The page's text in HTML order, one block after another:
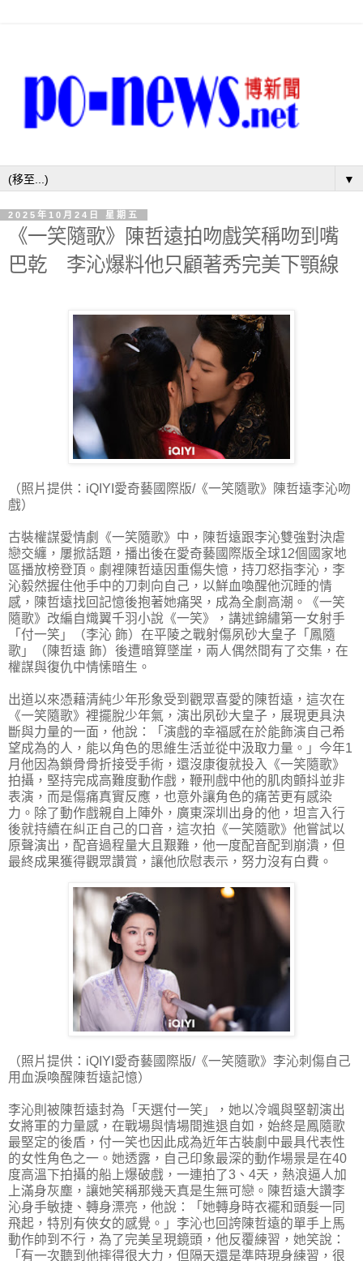
▼
2025年10月24日 星期五
《一笑隨歌》陳哲遠拍吻戲笑稱吻到嘴
巴乾 李沁爆料他只顧著秀完美下顎線
（照片提供：iQIYI愛奇藝國際版/《一笑隨歌》陳哲遠李沁吻
戲）
古裝權謀愛情劇《一笑隨歌》中，陳哲遠跟李沁雙強對決虐
戀交纏，屢掀話題，播出後在愛奇藝國際版全球12個國家地
區播放榜登頂。劇裡陳哲遠因重傷失憶，持刀怒指李沁，李
沁毅然握住他手中的刀刺向自己，以鮮血喚醒他沉睡的情
感，陳哲遠找回記憶後抱著她痛哭，成為全劇高潮。《一笑
隨歌》改編自熾翼千羽小說《一笑》，講述錦繡第一女射手
「付一笑」（李沁 飾）在平陵之戰射傷夙砂大皇子「鳳隨
歌」（陳哲遠 飾）後遭暗算墜崖，兩人偶然間有了交集，在
權謀與復仇中情愫暗生。
出道以來憑藉清純少年形象受到觀眾喜愛的陳哲遠，這次在
《一笑隨歌》裡擺脫少年氣，演出夙砂大皇子，展現更具決
斷與力量的一面，他說：「演戲的幸福感在於能飾演自己希
望成為的人，能以角色的思維生活並從中汲取力量。」今年1
月他因為鎖骨骨折接受手術，還沒康復就投入《一笑隨歌》
拍攝，堅持完成高難度動作戲，鞭刑戲中他的肌肉顫抖並非
表演，而是傷痛真實反應，也意外讓角色的痛苦更有感染
力。除了動作戲親自上陣外，廣東深圳出身的他，坦言入行
後就持續在糾正自己的口音，這次拍《一笑隨歌》他嘗試以
原聲演出，配音過程量大且艱難，他一度配音配到崩潰，但
最終成果獲得觀眾讚賞，讓他欣慰表示，努力沒有白費。
（照片提供：iQIYI愛奇藝國際版/《一笑隨歌》李沁刺傷自己
用血淚喚醒陳哲遠記憶）
李沁則被陳哲遠封為「天選付一笑」，她以冷颯與堅韌演出
女將軍的力量感，在戰場與情場間進退自如，始終是鳳隨歌
最堅定的後盾，付一笑也因此成為近年古裝劇中最具代表性
的女性角色之一。她透露，自己印象最深的動作場景是在40
度高溫下拍攝的船上爆破戲，一連拍了3、4天，熱浪逼人加
上滿身灰塵，讓她笑稱那幾天真是生無可戀。陳哲遠大讚李
沁身手敏捷、轉身漂亮，他說：「她轉身時衣襬和頭髮一同
飛起，特別有俠女的感覺。」李沁也回誇陳哲遠的單手上馬
動作帥到不行，為了完美呈現鏡頭，他反覆練習，她笑說：
「有一次聽到他摔得很大力，但隔天還是準時現身練習，很